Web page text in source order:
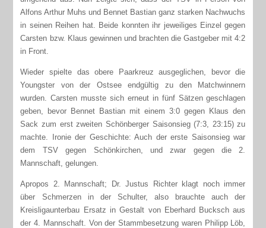
Alfons Arthur Muhs und Bennet Bastian ganz starken Nachwuchs
in seinen Reihen hat. Beide konnten ihr jeweiliges Einzel gegen
Carsten bzw. Klaus gewinnen und brachten die Gastgeber mit 4:2
in Front.
Wieder spielte das obere Paarkreuz ausgeglichen, bevor die
Youngster von der Ostsee endgültig zu den Matchwinnern
wurden. Carsten musste sich erneut in fünf Sätzen geschlagen
geben, bevor Bennet Bastian mit einem 3:0 gegen Klaus den
Sack zum erst zweiten Schönberger Saisonsieg (7:3, 23:15) zu
machte. Ironie der Geschichte: Auch der erste Saisonsieg war
dem TSV gegen Schönkirchen, und zwar gegen die 2.
Mannschaft, gelungen.
Apropos 2. Mannschaft; Dr. Justus Richter klagt noch immer
über Schmerzen in der Schulter, also brauchte auch der
Kreisligaunterbau Ersatz in Gestalt von Eberhard Bucksch aus
der 4. Mannschaft. Von der Stammbesetzung waren Philipp Löb,